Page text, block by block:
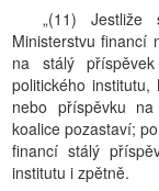
„(11) Jestliže
Ministerstvu financí
na stálý
politického
nebo příspěvku
koalice pozastaví;
financí stálý
institutu i zpětně.